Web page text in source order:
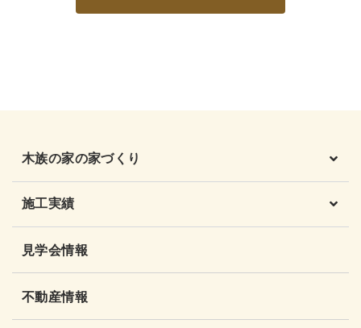
木族の家の家づくり
施工実績
見学会情報
不動産情報